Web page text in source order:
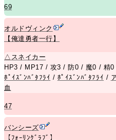
69
オルドヴィンク
【俺達勇者一行】
△ スネイカー
HP3 / MP17 / 攻3 / 防0 / 魔0 / 精
ﾎﾟｲｽﾞﾝﾊﾞﾀﾌﾗｲ / ﾎﾟｲｽﾞﾝﾊﾞﾀﾌﾗｲ /
血
47
バンシーズ
【ﾌｫｰﾘﾝｸﾞﾗﾌﾞ】